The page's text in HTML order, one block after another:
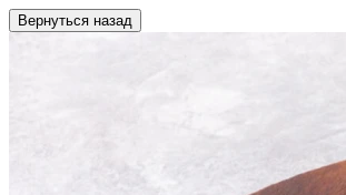
Вернуться назад